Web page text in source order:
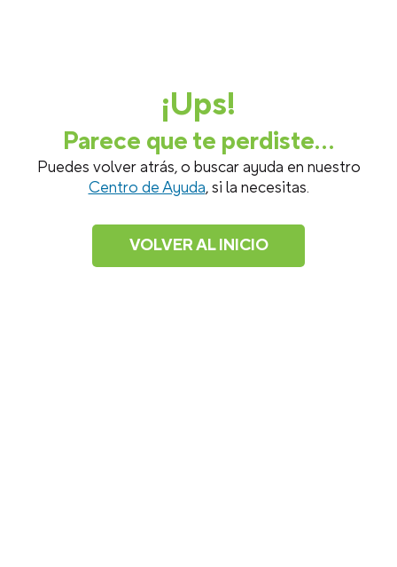
¡Ups!
Parece que te perdiste...
Puedes volver atrás, o buscar ayuda en nuestro
Centro de Ayuda, si la necesitas.
VOLVER AL INICIO